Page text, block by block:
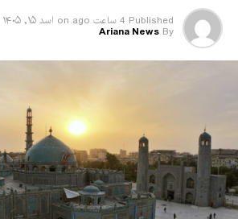
هرات و گذرگاه مرزی اسلام‌قلعه از مهم‌ترین
افغانستان و ایران به شمار می‌روند و بخش
تجارتی دو کشور از این مسیر انجام می‌شود.
Published 4 ساعت ago on اسد ۱۵, ۱۴۰۵
By
Ariana News